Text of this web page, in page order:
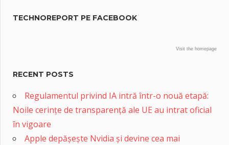
TECHNOREPORT PE FACEBOOK
Visit the homepage
RECENT POSTS
Regulamentul privind IA intră într-o nouă etapă:
Noile cerințe de transparență ale UE au intrat oficial
în vigoare
Apple depășește Nvidia și devine cea mai